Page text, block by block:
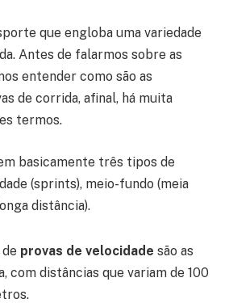
que engloba uma variedade
Antes de falarmos sobre as
entender como são as
de corrida, afinal, há muita
termos.
basicamente três tipos de
(sprints), meio-fundo (meia
distância).
provas de velocidade são as
com distâncias que variam de 100